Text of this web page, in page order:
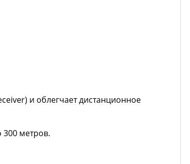
и облегчает дистанционное
300 метров.